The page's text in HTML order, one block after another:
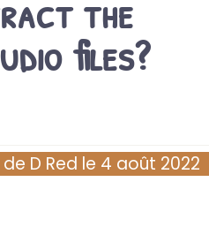
the
files?
de D Red le 4 août 2022